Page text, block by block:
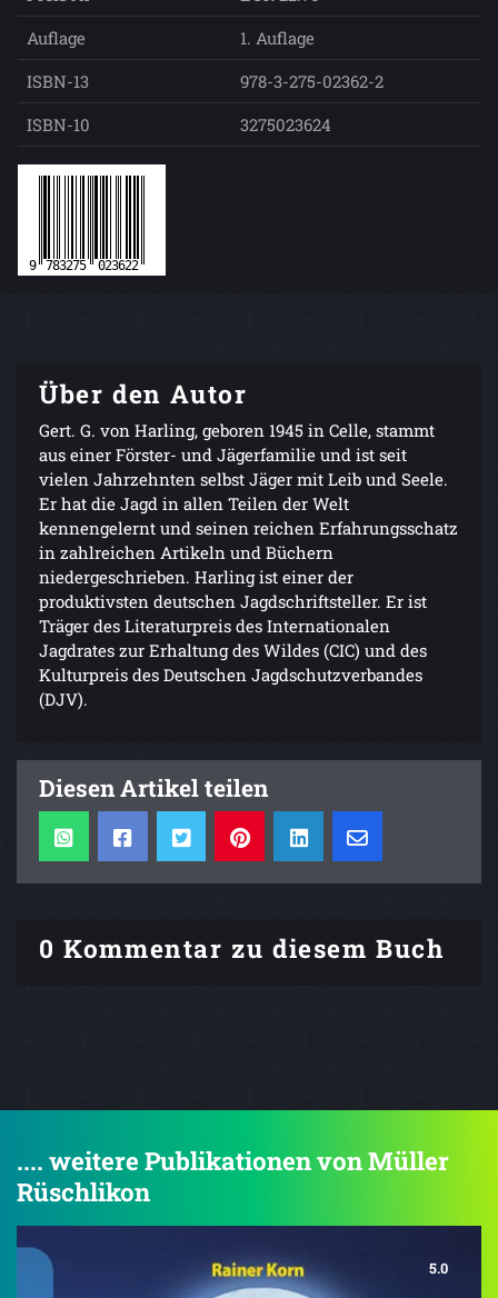
Auflage
1. Auflage
ISBN-13
978-3-275-02362-2
ISBN-10
3275023624
Über den Autor
Gert. G. von Harling, geboren 1945 in Celle, stammt
aus einer Förster- und Jägerfamilie und ist seit
vielen Jahrzehnten selbst Jäger mit Leib und Seele.
Er hat die Jagd in allen Teilen der Welt
kennengelernt und seinen reichen Erfahrungsschatz
in zahlreichen Artikeln und Büchern
niedergeschrieben. Harling ist einer der
produktivsten deutschen Jagdschriftsteller. Er ist
Träger des Literaturpreis des Internationalen
Jagdrates zur Erhaltung des Wildes (CIC) und des
Kulturpreis des Deutschen Jagdschutzverbandes
(DJV).
Diesen Artikel teilen
0 Kommentar zu diesem Buch
.... weitere Publikationen von Müller
Rüschlikon
5.0